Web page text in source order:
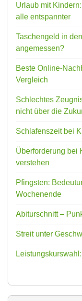
Urlaub mit
alle entspannter
Taschengeld in
angemessen?
Beste Online-
Vergleich
Schlechtes
nicht über die
Schlafenszeit bei
Überforderung bei
verstehen
Pfingsten:
Wochenende
Abiturschnitt –
Streit unter